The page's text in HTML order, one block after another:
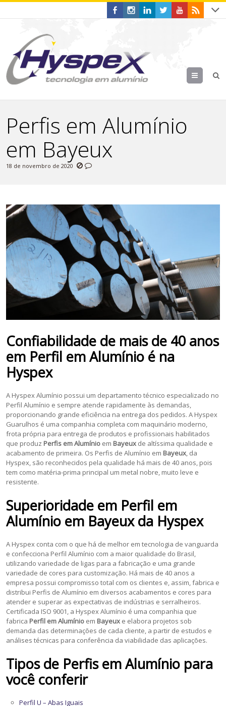
Menu
Perfis em Alumínio
em Bayeux
18 de novembro de 2020
Confiabilidade de mais de 40 anos
em Perfil em Alumínio é na
Hyspex
A Hyspex Alumínio possui um departamento técnico especializado no
Perfil Alumínio e sempre atende rapidamente às demandas,
proporcionando grande eficiência na entrega dos pedidos. A Hyspex
Guarulhos é uma companhia completa com maquinário moderno,
frota própria para entrega de produtos e profissionais habilitados
que produz Perfis em Alumínio em Bayeux de altíssima qualidade e
acabamento de primeira. Os Perfis de Alumínio em Bayeux, da
Hyspex, são reconhecidos pela qualidade há mais de 40 anos, pois
tem como matéria-prima principal um metal nobre, muito leve e
resistente.
Superioridade em Perfil em
Alumínio em Bayeuxda Hyspex
A Hyspex conta com o que há de melhor em tecnologia de vanguarda
e confecciona Perfil Alumínio com a maior qualidade do Brasil,
utilizando variedade de ligas para a fabricação e uma grande
variedade de cores para customização. Há mais de 40 anos a
empresa possui compromisso total com os clientes e, assim, fabrica e
distribui Perfis de Alumínio em diversos acabamentos e cores para
atender e superar as expectativas de indústrias e serralheiros.
Certificada ISO 9001, a Hyspex Alumínio é uma companhia que
fabrica Perfil em Alumínio em Bayeux e elabora projetos sob
demanda das determinações de cada cliente, a partir de estudos e
análises técnicas para conferência da viabilidade das aplicações.
Tipos de Perfis em Alumínio para
você conferir
Perfil U – Abas Iguais